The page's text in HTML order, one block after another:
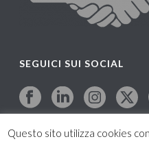
SEGUICI SUI SOCIAL
Questo sito utilizza cookies